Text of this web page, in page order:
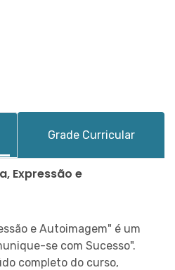
Grade Curricular
Expressão e
e Autoimagem" é um
se com Sucesso".
completo do curso,